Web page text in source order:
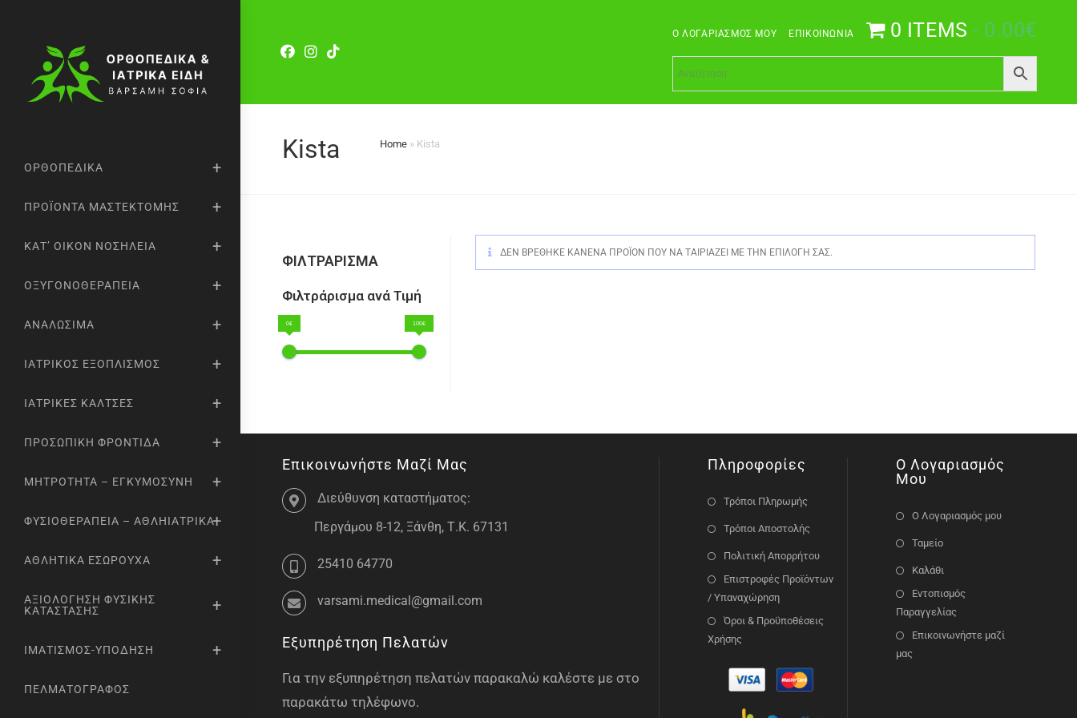
Ο ΛΟΓΑΡΙΑΣΜΌΣ ΜΟΥ ΕΠΙΚΟΙΝΩΝΊΑ 0 ITEMS 0.00€
ΟΡΘΟΠΕΔΙΚΆ
ΠΡΟΪΌΝΤΑ ΜΑΣΤΕΚΤΟΜΉΣ
ΚΑΤ’ ΟΊΚΟΝ ΝΟΣΗΛΕΊΑ
ΟΞΥΓΟΝΟΘΕΡΑΠΕΊΑ
ΑΝΑΛΏΣΙΜΑ
ΙΑΤΡΙΚΌΣ ΕΞΟΠΛΙΣΜΌΣ
ΙΑΤΡΙΚΈΣ ΚΆΛΤΣΕΣ
ΠΡΟΣΩΠΙΚΉ ΦΡΟΝΤΊΔΑ
ΜΗΤΡΌΤΗΤΑ – ΕΓΚΥΜΟΣΎΝΗ
ΦΥΣΙΟΘΕΡΑΠΕΊΑ – ΑΘΛΗΙΑΤΡΙΚΆ
ΑΘΛΗΤΙΚΆ ΕΣΏΡΟΥΧΑ
ΑΞΙΟΛΌΓΗΣΗ ΦΥΣΙΚΉΣ
ΚΑΤΆΣΤΑΣΗΣ
ΙΜΑΤΙΣΜΌΣ-ΥΠΌΔΗΣΗ
ΠΕΛΜΑΤΟΓΡΆΦΟΣ
Kista Home » Kista
ΦΙΛΤΡΑΡΙΣΜΑ
Φιλτράρισμα ανά Τιμή
0€ 100€
ΔΕΝ ΒΡΈΘΗΚΕ ΚΑΝΈΝΑ ΠΡΟΪΌΝ ΠΟΥ ΝΑ ΤΑΙΡΙΆΖΕΙ ΜΕ ΤΗΝ ΕΠΙΛΟΓΉ ΣΑΣ.
Επικοινωνήστε Μαζί Μας
Διεύθυνση καταστήματος:
Περγάμου 8-12, Ξάνθη, Τ.Κ. 67131
25410 64770
varsami.medical@gmail.com
Εξυπηρέτηση Πελατών
Για την εξυπηρέτηση πελατών παρακαλώ καλέστε με στο
παρακάτω τηλέφωνο.
Πληροφορίες
Τρόποι Πληρωμής
Τρόποι Αποστολής
Πολιτική Απορρήτου
Επιστροφές Προϊόντων
/ Υπαναχώρηση
Όροι & Προϋποθέσεις
Χρήσης
Ο Λογαριασμός
Μου
Ο Λογαριασμός μου
Ταμείο
Καλάθι
Εντοπισμός
Παραγγελίας
Επικοινωνήστε μαζί
μας